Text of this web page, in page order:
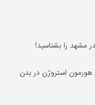
هورمون استروژن در بدن